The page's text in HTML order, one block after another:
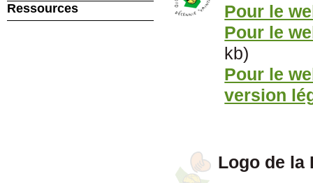
Pour le
Pour le
kb)
Pour le
version
Logo de la
Ressources